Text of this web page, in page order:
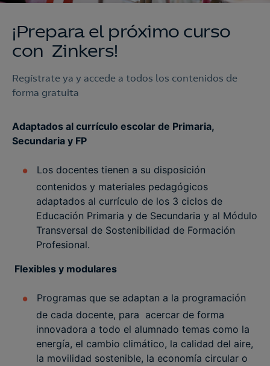
¡Prepara el próximo curso
con Zinkers!
Regístrate ya y accede a todos los contenidos de
forma gratuita
Adaptados al currículo escolar de Primaria,
Secundaria y FP
Los docentes tienen a su disposición
contenidos y materiales pedagógicos
adaptados al currículo de los 3 ciclos de
Educación Primaria y de Secundaria y al Módulo
Transversal de Sostenibilidad de Formación
Profesional.
Flexibles y modulares
Programas que se adaptan a la programación
de cada docente, para acercar de forma
innovadora a todo el alumnado temas como la
energía, el cambio climático, la calidad del aire,
la movilidad sostenible, la economía circular o